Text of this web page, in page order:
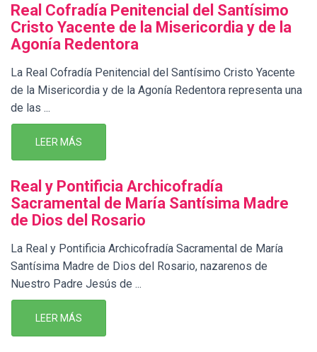
Real Cofradía Penitencial del Santísimo
Cristo Yacente de la Misericordia y de la
Agonía Redentora
La Real Cofradía Penitencial del Santísimo Cristo Yacente
de la Misericordia y de la Agonía Redentora representa una
de las ...
LEER MÁS
Real y Pontificia Archicofradía
Sacramental de María Santísima Madre
de Dios del Rosario
La Real y Pontificia Archicofradía Sacramental de María
Santísima Madre de Dios del Rosario, nazarenos de
Nuestro Padre Jesús de ...
LEER MÁS